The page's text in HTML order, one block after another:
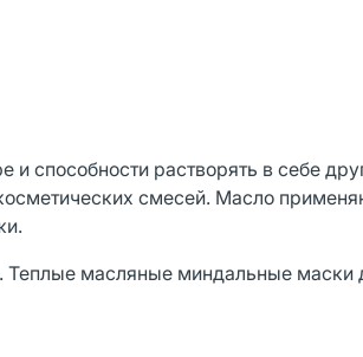
и способности растворять в себе
смесей. Масло
Теплые масляные миндальные маски